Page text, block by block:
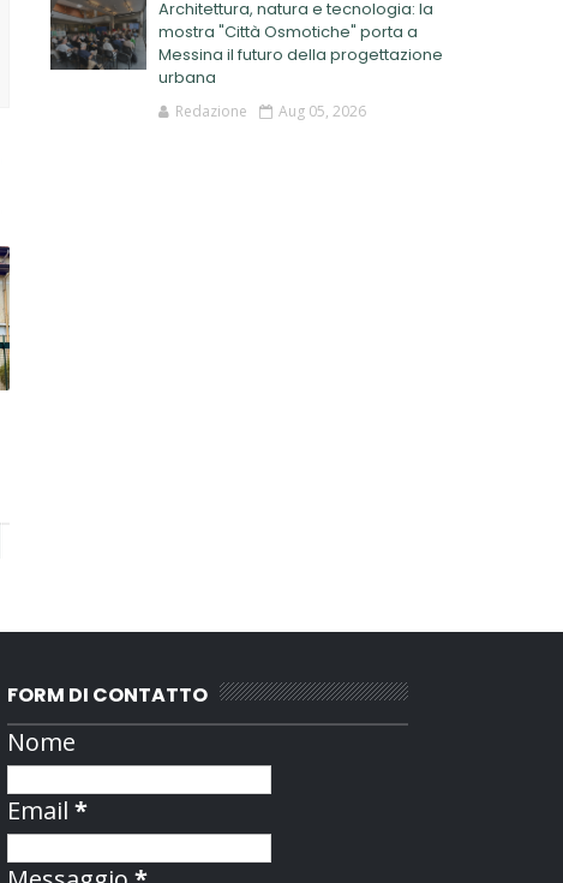
Architettura, natura e tecnologia: la
mostra "Città Osmotiche" porta a
Messina il futuro della progettazione
urbana
Redazione Aug 05, 2026
FORM DI CONTATTO
Nome
Email *